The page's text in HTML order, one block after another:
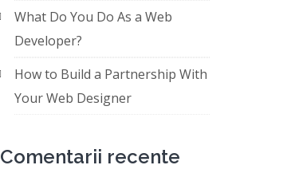
What Do You Do As a Web
Developer?
How to Build a Partnership With
Your Web Designer
Comentarii recente